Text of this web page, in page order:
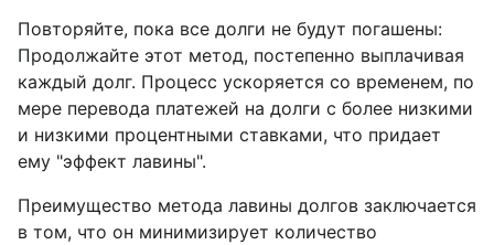
Повторяйте, пока все долги не будут погашены:
Продолжайте этот метод, постепенно выплачивая
каждый долг. Процесс ускоряется со временем, по
мере перевода платежей на долги с более низкими
и низкими процентными ставками, что придает
ему "эффект лавины".
Преимущество метода лавины долгов заключается
в том, что он минимизирует количество